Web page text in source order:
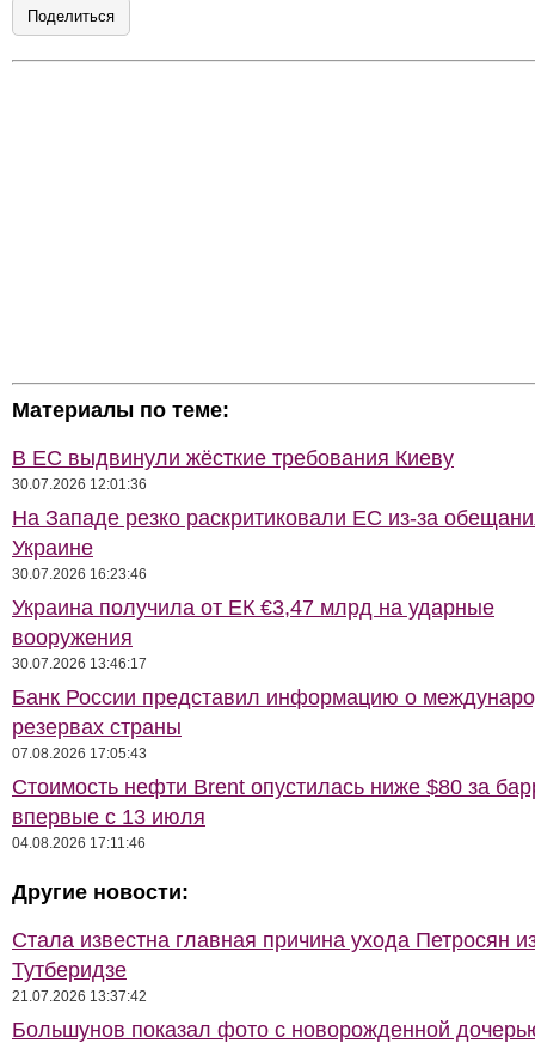
Поделиться
Материалы по теме:
В ЕС выдвинули жёсткие требования Киеву
30.07.2026 12:01:36
На Западе резко раскритиковали ЕС из-за
Украине
30.07.2026 16:23:46
Украина получила от ЕК €3,47 млрд на ударные
вооружения
30.07.2026 13:46:17
Банк России представил информацию о
резервах страны
07.08.2026 17:05:43
Стоимость нефти Brent опустилась ниже $80 за
впервые с 13 июля
04.08.2026 17:11:46
Другие новости:
Стала известна главная причина ухода Петросян
Тутберидзе
21.07.2026 13:37:42
Большунов показал фото с новорожденной